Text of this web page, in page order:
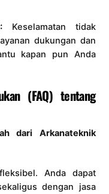
Keselamatan tidak
dukungan dan
kapan pun Anda
(FAQ) tentang
dari Arkanateknik
Anda dapat
dengan jasa